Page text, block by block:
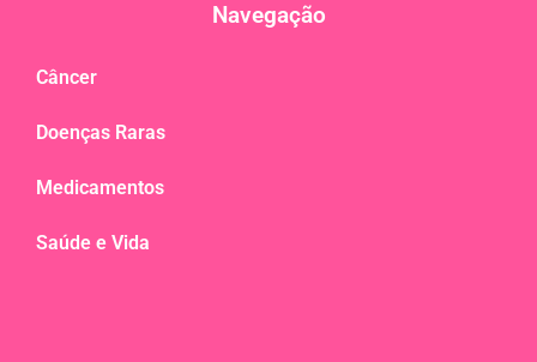
Navegação
Câncer
Doenças Raras
Medicamentos
Saúde e Vida